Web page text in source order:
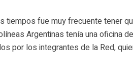
tiempos fue muy frecuente tener
Argentinas tenía una oficina
por los integrantes de la Red,